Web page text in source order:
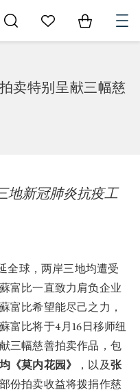
Go to My Favorites
Items in
卖特别呈献三幅慈
地新冠肺炎抗疫工
全球，两岸三地均遭受
富比一直致力肩负企业
富比希望能尽己之力，
富比将于4月16日移师纽
献三幅慈善拍卖作品，包
《莫内花园》 ，以及张
份拍卖收益将拨捐作慈